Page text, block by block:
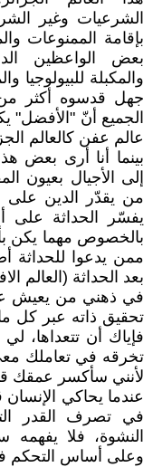
الشرعيات وغير
بإقامة الممنوعات
بعض الواعظين
والمكبلة للبيولوجيا
جهل قدسوه أكثر
الجميع أنّ
عالم عفن كالعالم
بينما أنا أرى بعض
إلى الأجيال بعيون
من يقدّر الدين
يفسّر الحداثة على
بالخصوص مهما يكن
ممن يدعوا للحداثة
بعد الحداثة (العالم
في ذهني من يعيش
تحقيق ذاته عبر كل
فإياك أن تتعداها،
تخرقه في تعاملك
لأنني سأكسر عمقك
عندما يحاكي
في تصرف القدر
النشوة، فلا
وعلى أساس التحكم في